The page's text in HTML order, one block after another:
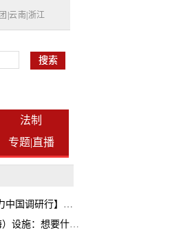
|云南 浙江
法制
专题|直播
【活力中国调研行】上海机器人研究院以技术标准撬动长三角智造协同
探访国家蛋白质科学研究（上海）设施：想要什么蛋白 AI直接设计合成